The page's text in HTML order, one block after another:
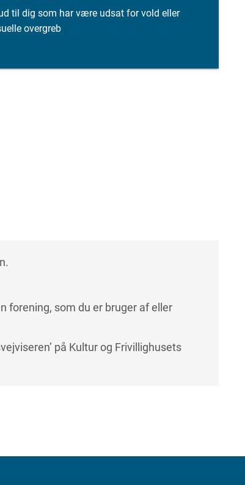
til dig som har være udsat for vold eller
overgreb
forening, som du er bruger af eller
på Kultur og Frivillighusets